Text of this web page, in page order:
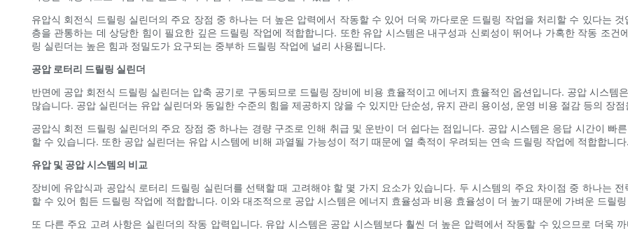
유압식 회전식 드릴링 실린더의 주요 장점 중 하나는 더 높은 압력에서 작동할 수 있어 더욱 까다로운 드릴링 작업을 처리할 수 있다는
층을 관통하는 데 상당한 힘이 필요한 깊은 드릴링 작업에 적합합니다. 또한 유압 시스템은 내구성과 신뢰성이 뛰어나 가혹한 작동 조건
링 실린더는 높은 힘과 정밀도가 요구되는 중부하 드릴링 작업에 널리 사용됩니다.
공압 로터리 드릴링 실린더
반면에 공압 회전식 드릴링 실린더는 압축 공기로 구동되므로 드릴링 장비에 비용 효율적이고 에너지 효율적인 옵션입니다. 공압 시스
많습니다. 공압 실린더는 유압 실린더와 동일한 수준의 힘을 제공하지 않을 수 있지만 단순성, 유지 관리 용이성, 운영 비용 절감 등의 장점
공압식 회전 드릴링 실린더의 주요 장점 중 하나는 경량 구조로 인해 취급 및 운반이 더 쉽다는 점입니다. 공압 시스템은 응답 시간이 빠
할 수 있습니다. 또한 공압 실린더는 유압 시스템에 비해 과열될 가능성이 적기 때문에 열 축적이 우려되는 연속 드릴링 작업에 적합합니다.
유압 및 공압 시스템의 비교
장비에 유압식과 공압식 로터리 드릴링 실린더를 선택할 때 고려해야 할 몇 가지 요소가 있습니다. 두 시스템의 주요 차이점 중 하나는
할 수 있어 힘든 드릴링 작업에 적합합니다. 이와 대조적으로 공압 시스템은 에너지 효율성과 비용 효율성이 더 높기 때문에 가벼운 드릴
또 다른 주요 고려 사항은 실린더의 작동 압력입니다. 유압 시스템은 공압 시스템보다 훨씬 더 높은 압력에서 작동할 수 있으므로 더욱